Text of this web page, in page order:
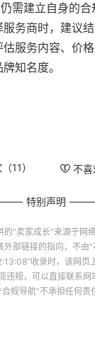
需建立自身的
务商时，建议
服务内容、价
知名度。
11） 不喜
特别声明
的“卖家成长”来源于网
部链接的指向，不由“
收录时，该网页
违规，可以直接联系网
合规导航”不承担任何责